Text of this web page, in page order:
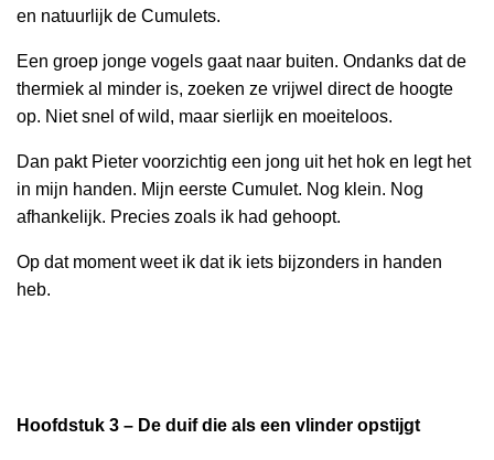
en natuurlijk de Cumulets.
Een groep jonge vogels gaat naar buiten. Ondanks dat de
thermiek al minder is, zoeken ze vrijwel direct de hoogte
op. Niet snel of wild, maar sierlijk en moeiteloos.
Dan pakt Pieter voorzichtig een jong uit het hok en legt het
in mijn handen. Mijn eerste Cumulet. Nog klein. Nog
afhankelijk. Precies zoals ik had gehoopt.
Op dat moment weet ik dat ik iets bijzonders in handen
heb.
Hoofdstuk 3 – De duif die als een vlinder opstijgt